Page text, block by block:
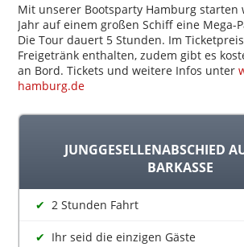
Mit unserer Bootsparty Hamburg starten
Jahr auf einem großen Schiff eine Mega-
Die Tour dauert 5 Stunden. Im
Freigetränk enthalten, zudem gibt es
an Bord. Tickets und weitere Infos unter
hamburg.de
JUNGGESELLENABSCHIED
BARKASSE
2 Stunden Fahrt
Ihr seid die einzigen Gäste